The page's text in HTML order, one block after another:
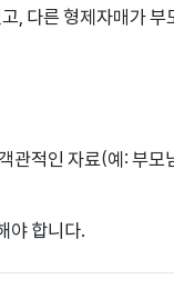
, 다른 형제자매가 부
관적인 자료(예: 부모
야 합니다.